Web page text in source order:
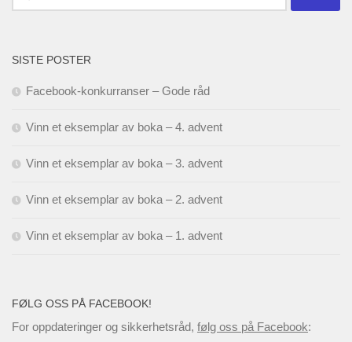
for:
SISTE POSTER
Facebook-konkurranser – Gode råd
Vinn et eksemplar av boka – 4. advent
Vinn et eksemplar av boka – 3. advent
Vinn et eksemplar av boka – 2. advent
Vinn et eksemplar av boka – 1. advent
FØLG OSS PÅ FACEBOOK!
For oppdateringer og sikkerhetsråd, følg oss på Facebook: